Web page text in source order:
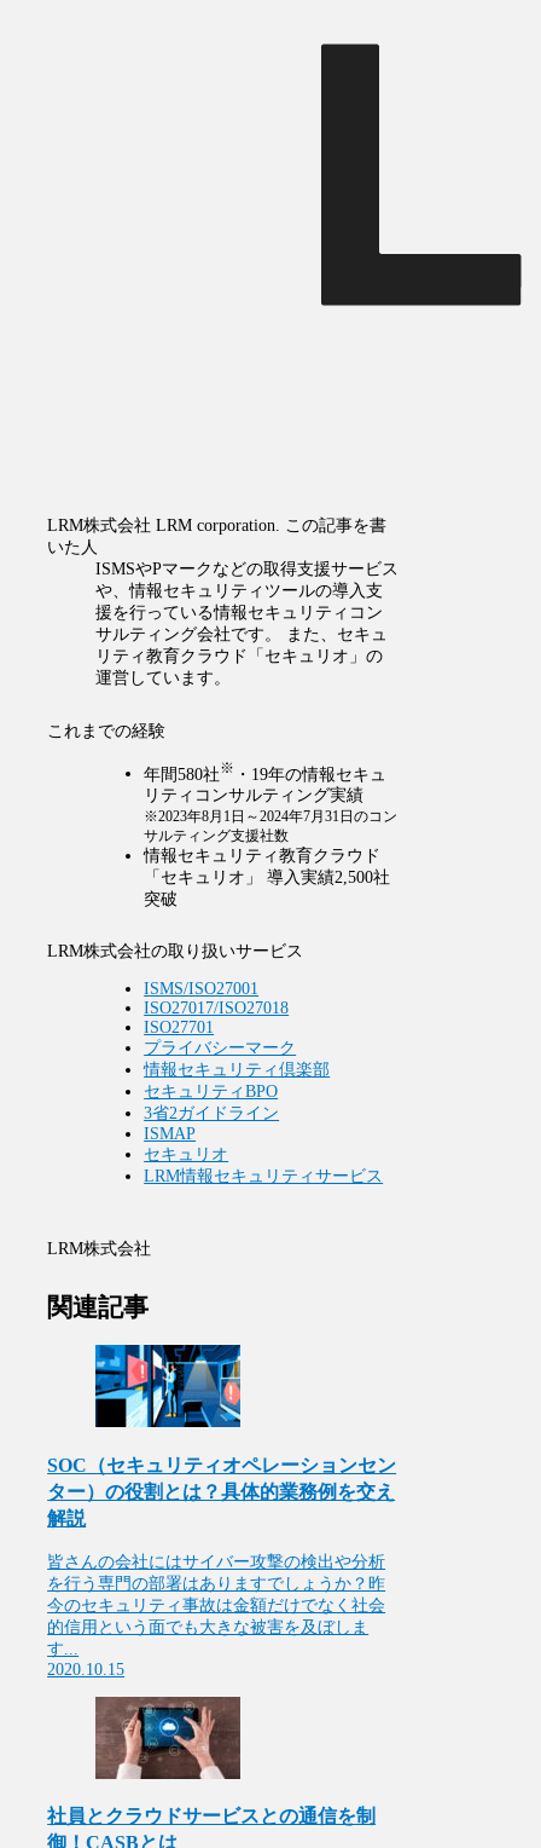
LRM株式会社 LRM corporation. この記事を書
いた人
ISMSやPマークなどの取得支援サービス
や、情報セキュリティツールの導入支
援を行っている情報セキュリティコン
サルティング会社です。 また、セキュ
リティ教育クラウド「セキュリオ」の
運営しています。
これまでの経験
年間580社※ ・19年の情報セキュ
リティコンサルティング実績
※2023年8月1日～2024年7月31日のコン
サルティング支援社数
情報セキュリティ教育クラウド
「セキュリオ」 導入実績2,500社
突破
LRM株式会社の取り扱いサービス
ISMS/ISO27001
ISO27017/ISO27018
ISO27701
プライバシーマーク
情報セキュリティ倶楽部
セキュリティBPO
3省2ガイドライン
ISMAP
セキュリオ
LRM情報セキュリティサービス
LRM株式会社
関連記事
SOC（セキュリティオペレーションセン
ター）の役割とは？具体的業務例を交え
解説
皆さんの会社にはサイバー攻撃の検出や分析
を行う専門の部署はありますでしょうか？昨
今のセキュリティ事故は金額だけでなく社会
的信用という面でも大きな被害を及ぼしま
す...
2020.10.15
社員とクラウドサービスとの通信を制
御！CASBとは